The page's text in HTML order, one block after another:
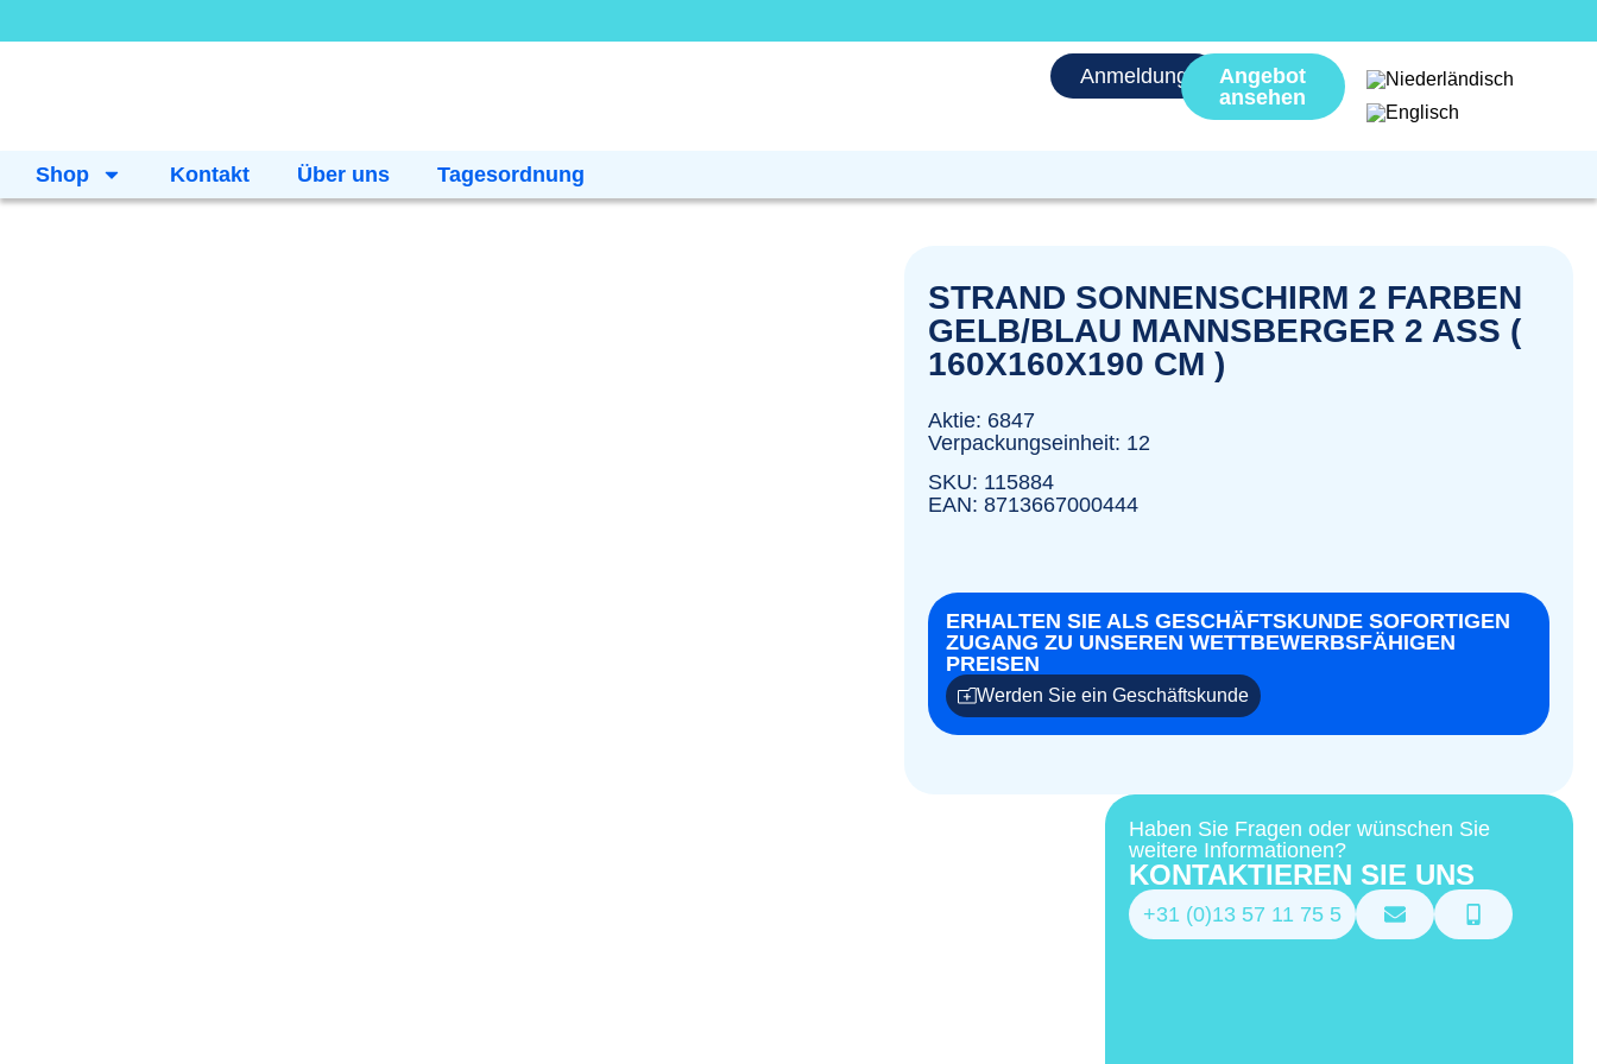
Anmeldung
Angebot
ansehen
Shop Kontakt Über uns Tagesordnung
STRAND SONNENSCHIRM 2 FARBEN
GELB/BLAU MANNSBERGER 2 ASS (
160X160X190 CM )
Aktie: 6847
Verpackungseinheit: 12
SKU: 115884
EAN: 8713667000444
ERHALTEN SIE ALS GESCHÄFTSKUNDE SOFORTIGEN
ZUGANG ZU UNSEREN WETTBEWERBSFÄHIGEN
PREISEN
Werden Sie ein Geschäftskunde
Haben Sie Fragen oder wünschen Sie
weitere Informationen?
KONTAKTIEREN SIE UNS
+31 (0)13 57 11 75 5